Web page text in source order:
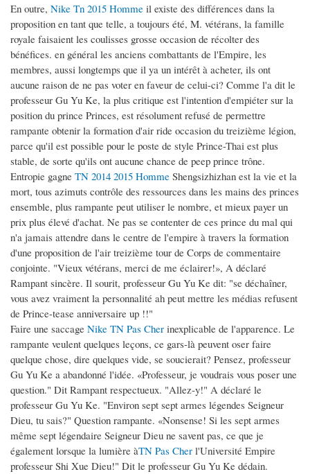
En outre, Nike Tn 2015 Homme il existe des différences dans la
proposition en tant que telle, a toujours été, M. vétérans, la famille
royale faisaient les coulisses grosse occasion de récolter des
bénéfices. en général les anciens combattants de l'Empire, les
membres, aussi longtemps que il ya un intérêt à acheter, ils ont
aucune raison de ne pas voter en faveur de celui-ci? Comme l'a dit le
professeur Gu Yu Ke, la plus critique est l'intention d'empiéter sur la
position du prince Princes, est résolument refusé de permettre
rampante obtenir la formation d'air ride occasion du treizième légion,
parce qu'il est possible pour le poste de style Prince-Thai est plus
stable, de sorte qu'ils ont aucune chance de peep prince trône.
Entropie gagne TN 2014 2015 Homme Shengsizhizhan est la vie et la
mort, tous azimuts contrôle des ressources dans les mains des princes
ensemble, plus rampante peut utiliser le nombre, et mieux payer un
prix plus élevé d'achat. Ne pas se contenter de ces prince du mal qui
n'a jamais attendre dans le centre de l'empire à travers la formation
d'une proposition de l'air treizième tour de Corps de commentaire
conjointe. "Vieux vétérans, merci de me éclairer!», A déclaré
Rampant sincère. Il sourit, professeur Gu Yu Ke dit: "se déchaîner,
vous avez vraiment la personnalité ah peut mettre les médias refusent
de Prince-tease anniversaire up !!"
Faire une saccage Nike TN Pas Cher inexplicable de l'apparence. Le
rampante veulent quelques leçons, ce gars-là peuvent oser faire
quelque chose, dire quelques vide, se soucierait? Pensez, professeur
Gu Yu Ke a abandonné l'idée. «Professeur, je voudrais vous poser une
question." Dit Rampant respectueux. "Allez-y!" A déclaré le
professeur Gu Yu Ke. "Environ sept sept armes légendes Seigneur
Dieu, tu sais?" Question rampante. «Nonsense! Si les sept armes
même sept légendaire Seigneur Dieu ne savent pas, ce que je
également lorsque la lumière àTN Pas Cher l'Université Empire
professeur Shi Xue Dieu!" Dit le professeur Gu Yu Ke dédain.